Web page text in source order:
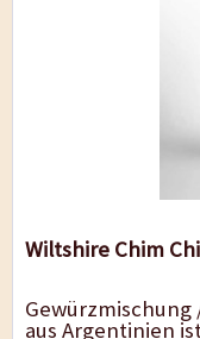
Wiltshire Chim
Gewürzmischung
aus Argentinien